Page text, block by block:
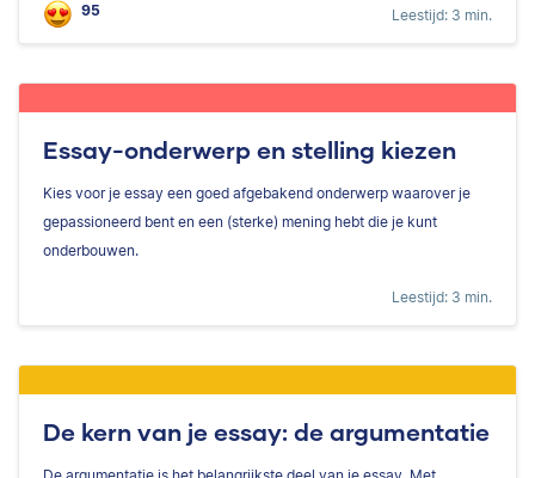
95 Leestijd: 3 min.
Essay-onderwerp en stelling kiezen
Kies voor je essay een goed afgebakend onderwerp waarover je
gepassioneerd bent en een (sterke) mening hebt die je kunt
onderbouwen.
Leestijd: 3 min.
De kern van je essay: de argumentatie